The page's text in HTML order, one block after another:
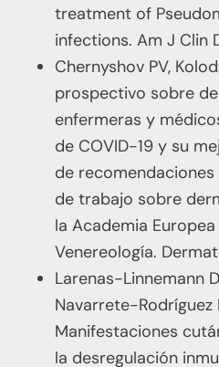
treatment of
infections. Am J Clin
Chernyshov PV,
prospectivo sobre
enfermeras y
de COVID-19 y su
de
de trabajo sobre
la Academia
Venereología.
Larenas-Linnemann
Navarrete-Rodríguez
Manifestaciones
la desregulación